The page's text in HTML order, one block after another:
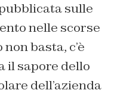
sulle
nelle scorse
basta, c’è
il sapore dello
dell’azienda